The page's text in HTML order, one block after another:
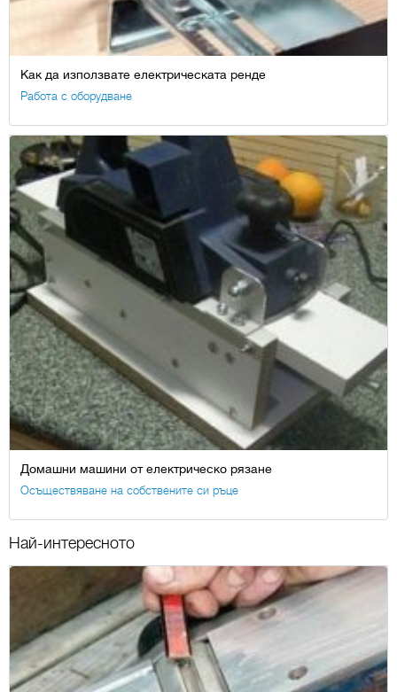
Как да използвате електрическата ренде
Работа с оборудване
Домашни машини от електрическо рязане
Осъществяване на собствените си ръце
Най-интересното